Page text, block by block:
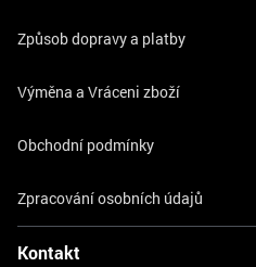
Způsob dopravy a platby
Výměna a Vráceni zboží
Obchodní podmínky
Zpracování osobních údajů
Kontakt